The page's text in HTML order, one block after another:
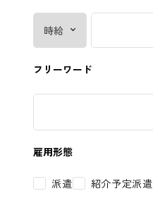
フリーワード
雇用形態
派遣 紹介予定派遣